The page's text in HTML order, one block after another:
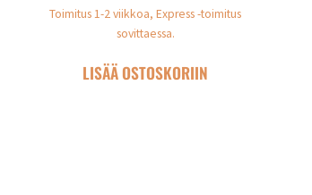
Toimitus 1-2 viikkoa, Express -toimitus
sovittaessa.
LISÄÄ OSTOSKORIIN